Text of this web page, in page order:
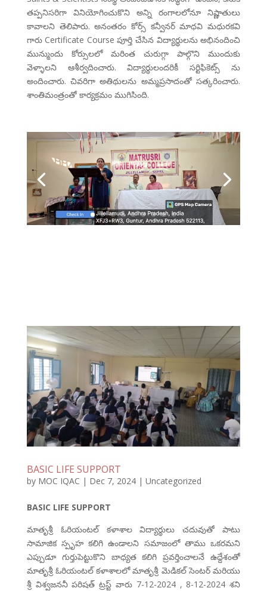
తప్పనిసరిగా వినియోగించుకొని అన్ని రంగాలలోనూ నిష్ణాతులు
కావాలని తెలిపారు. అనంతరం కోర్స్ కన్వీనర్ మాధవి మధురకవి
గారు Certificate Course పూర్తి చేసిన విద్యార్థులను అభినందించి
మున్ముందు కోర్సులలో మరింత చురుగ్గా పాల్గొని ముందుకు
వెళ్ళాలని ఆశీర్వదించారు. విద్యార్థులందరికీ సర్టిఫికెట్స్ ను
అందించారు. చివరిగా అతిథులను అమ్మప్రసాదంతో సత్కరించారు.
శాంతిమంత్రంతో కార్యక్రమం ముగిసింది.
BASIC LIFE SUPPORT
by MOC IQAC | Dec 7, 2024| Uncategorized
BASIC LIFE SUPPORT
మాతృశ్రీ ఓరియంటల్ కళాశాల విద్యార్థులు చదువుతో పాటు
సామాజిక స్పృహ కలిగి ఉండాలని సమాజంలో తాము ఒకరమని
ఎప్పుడూ గుర్తుపెట్టుకొని బాధ్యత కలిగి ప్రవర్తించాలనే ఉద్దేశంతో
మాతృశ్రీ ఓరియంటల్ కళాశాలలో మాతృశ్రీ మెడికల్ సెంటర్ మరియు
శ్రీ విశ్వజననీ పరిషత్ ట్రస్ట్ వారు 7-12-2024 , 8-12-2024 శని